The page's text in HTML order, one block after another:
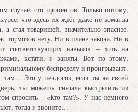
случае, сто процентов. Только потому,
что здесь их ждёт даже не команда
а стая товарищей, значительно опаснее.
тормозов нету. Ни в плане закона. Ни в
навыков – хоть на
кстати, и заняты. Вот по этому,
беспределу и проигрывают.
Это у пендосов, если ты на своей
ты можешь сначала выстрелить из
спросить – «Кто там?». У нас немного
тогда и звоните…